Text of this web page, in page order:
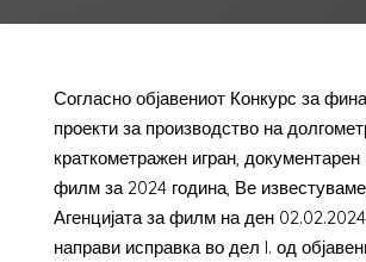
Согласно објавениот Конкурс за
проекти за производство на
краткометражен игран,
филм за 2024 година, Ве
Агенцијата за филм на ден
направи исправка во дел I. од